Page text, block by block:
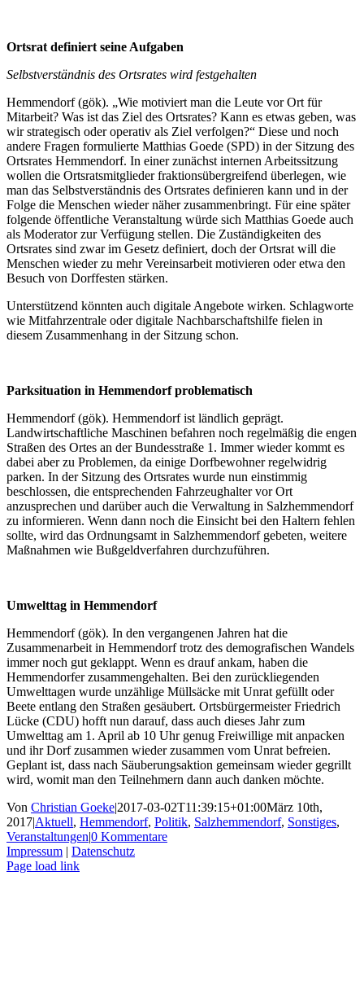
Ortsrat definiert seine Aufgaben
Selbstverständnis des Ortsrates wird festgehalten
Hemmendorf (gök). „Wie motiviert man die Leute vor Ort für
Mitarbeit? Was ist das Ziel des Ortsrates? Kann es etwas geben, was
wir strategisch oder operativ als Ziel verfolgen?“ Diese und noch
andere Fragen formulierte Matthias Goede (SPD) in der Sitzung des
Ortsrates Hemmendorf. In einer zunächst internen Arbeitssitzung
wollen die Ortsratsmitglieder fraktionsübergreifend überlegen, wie
man das Selbstverständnis des Ortsrates definieren kann und in der
Folge die Menschen wieder näher zusammenbringt. Für eine später
folgende öffentliche Veranstaltung würde sich Matthias Goede auch
als Moderator zur Verfügung stellen. Die Zuständigkeiten des
Ortsrates sind zwar im Gesetz definiert, doch der Ortsrat will die
Menschen wieder zu mehr Vereinsarbeit motivieren oder etwa den
Besuch von Dorffesten stärken.
Unterstützend könnten auch digitale Angebote wirken. Schlagworte
wie Mitfahrzentrale oder digitale Nachbarschaftshilfe fielen in
diesem Zusammenhang in der Sitzung schon.
Parksituation in Hemmendorf problematisch
Hemmendorf (gök). Hemmendorf ist ländlich geprägt.
Landwirtschaftliche Maschinen befahren noch regelmäßig die engen
Straßen des Ortes an der Bundesstraße 1. Immer wieder kommt es
dabei aber zu Problemen, da einige Dorfbewohner regelwidrig
parken. In der Sitzung des Ortsrates wurde nun einstimmig
beschlossen, die entsprechenden Fahrzeughalter vor Ort
anzusprechen und darüber auch die Verwaltung in Salzhemmendorf
zu informieren. Wenn dann noch die Einsicht bei den Haltern fehlen
sollte, wird das Ordnungsamt in Salzhemmendorf gebeten, weitere
Maßnahmen wie Bußgeldverfahren durchzuführen.
Umwelttag in Hemmendorf
Hemmendorf (gök). In den vergangenen Jahren hat die
Zusammenarbeit in Hemmendorf trotz des demografischen Wandels
immer noch gut geklappt. Wenn es drauf ankam, haben die
Hemmendorfer zusammengehalten. Bei den zurückliegenden
Umwelttagen wurde unzählige Müllsäcke mit Unrat gefüllt oder
Beete entlang den Straßen gesäubert. Ortsbürgermeister Friedrich
Lücke (CDU) hofft nun darauf, dass auch dieses Jahr zum
Umwelttag am 1. April ab 10 Uhr genug Freiwillige mit anpacken
und ihr Dorf zusammen wieder zusammen vom Unrat befreien.
Geplant ist, dass nach Säuberungsaktion gemeinsam wieder gegrillt
wird, womit man den Teilnehmern dann auch danken möchte.
Von Christian Goeke|2017-03-02T11:39:15+01:00März 10th,
2017|Aktuell, Hemmendorf, Politik, Salzhemmendorf, Sonstiges,
Veranstaltungen|0 Kommentare
Impressum | Datenschutz
Facebook
X
Instagram
Pinterest
Page load link